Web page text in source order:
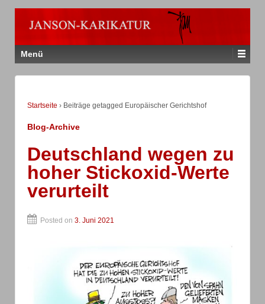
Menü
Startseite › Beiträge getagged Europäischer Gerichtshof
Blog-Archive
Deutschland wegen zu
hoher Stickoxid-Werte
verurteilt
Posted on 3. Juni 2021